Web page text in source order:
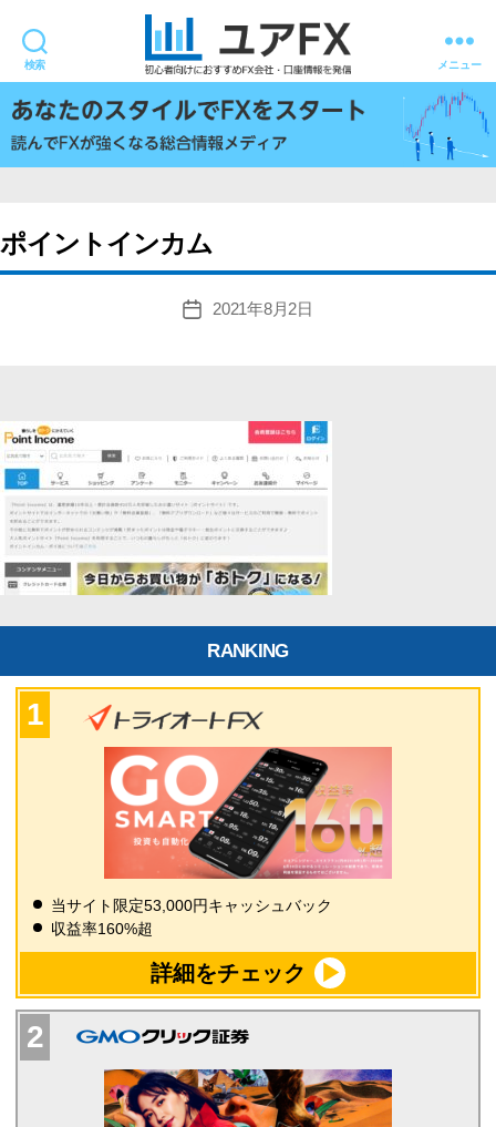
検索
ユ
ア
FX
メニュー
ポイントインカム
投
2021年8月2日
RANKING
当サイト限定53,000円キャッシュバック
収益率160%超
詳細をチェック